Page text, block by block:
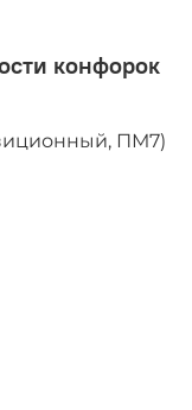
конфорок
ПМ7)